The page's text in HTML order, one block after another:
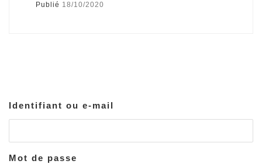
Publié 18/10/2020
Identifiant ou e-mail
Mot de passe